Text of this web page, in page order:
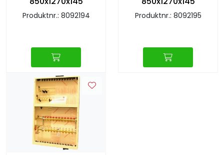
Produktnr.: 8092194 Produktnr.: 8092195